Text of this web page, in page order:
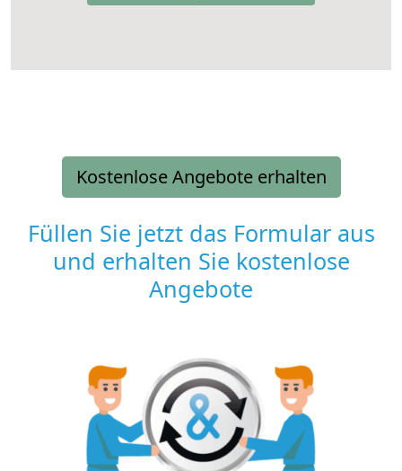
Kostenlose Angebote erhalten
Füllen Sie jetzt das Formular aus
und erhalten Sie kostenlose
Angebote